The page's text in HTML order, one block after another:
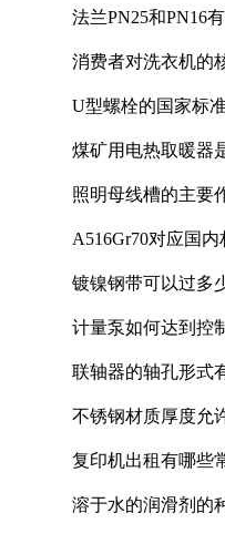
法兰PN25和PN16
消费者对洗衣机的
U型螺栓的国家标
煤矿用电热取暖器
照明母线槽的主要
A516Gr70对应国
镀镍钢带可以过多
计量泵如何达到控
联轴器的轴孔形式
不锈钢材质厚度允
复印机出租有哪些
溶于水的润滑剂的